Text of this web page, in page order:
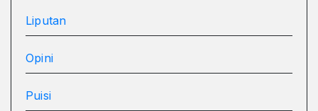
Liputan
Opini
Puisi